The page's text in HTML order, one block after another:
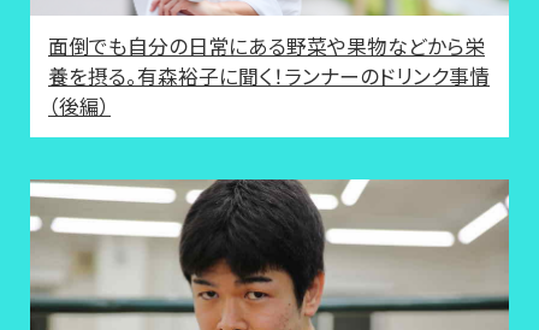
面倒でも自分の日常にある野菜や果物などから栄
養を摂る。有森裕子に聞く！ランナーのドリンク事情
（後編）